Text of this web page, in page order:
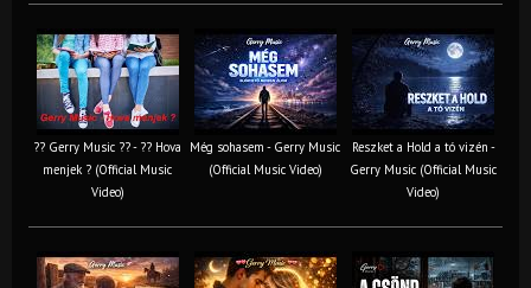
?? Gerry Music ?? - ?? Hova
menjek ? (Official Music
Video)
Még sohasem - Gerry Music
(Official Music Video)
Reszket a Hold a tó vizén -
Gerry Music (Official Music
Video)